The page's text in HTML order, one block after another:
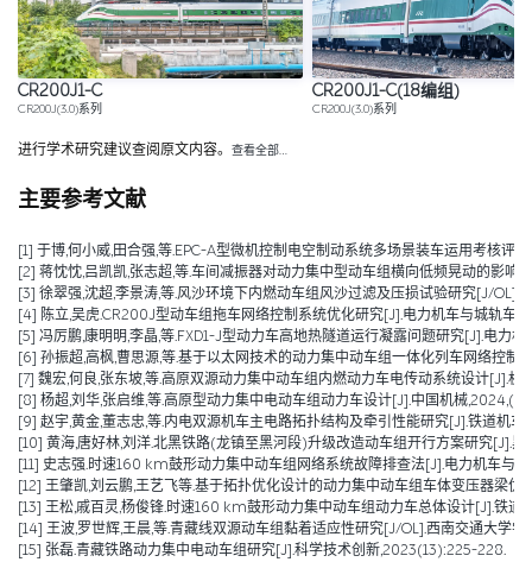
CR200J1-C
CR200J(3.0)系列
CR200J1-C(18编组)
CR200J(3.0)系列
进行学术研究建议查阅原文内容。 查看全部…
主要参考文献
[1] 于博,何小威,田合强,等.EPC-A型微机控制电空制动系统多场景装车运用考核评
[2] 蒋忱忱,吕凯凯,张志超,等.车间减振器对动力集中型动车组横向低频晃动的影
[3] 徐翠强,沈超,李景涛,等.风沙环境下内燃动车组风沙过滤及压损试验研究[J/
[4] 陈立,吴虎.CR200J型动车组拖车网络控制系统优化研究[J].电力机车与城轨车
[5] 冯厉鹏,康明明,李晶,等.FXD1-J型动力车高地热隧道运行凝露问题研究[J].电力
[6] 孙振超,高枫,曹思源,等.基于以太网技术的动力集中动车组一体化列车网络控
[7] 魏宏,何良,张东坡,等.高原双源动力集中动车组内燃动力车电传动系统设计[J].
[8] 杨超,刘华,张启维,等.高原型动力集中电动车组动力车设计[J].中国机械
[9] 赵宇,黄金,董志忠,等.内电双源机车主电路拓扑结构及牵引性能研究[J].铁道机
[10] 黄海,唐好林,刘洋.北黑铁路(龙镇至黑河段)升级改造动车组开行方案研究[J].
[11] 史志强.时速160 km鼓形动力集中动车组网络系统故障排查法[J].电力机车与
[12] 王肇凯,刘云鹏,王艺飞等.基于拓扑优化设计的动力集中动车组车体变压器梁
[13] 王松,戚百灵,杨俊锋.时速160 km鼓形动力集中动车组动力车总体设计[J].铁道
[14] 王波,罗世辉,王晨,等.青藏线双源动车组黏着适应性研究[J/OL].西南交通大
[15] 张磊.青藏铁路动力集中电动车组研究[J].科学技术创新,2023(13):225-228.